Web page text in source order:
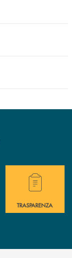
Hai bisogno di
TRASPARENZA